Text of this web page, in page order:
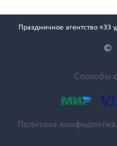
Праздничное агентство «33
Способы
Политика